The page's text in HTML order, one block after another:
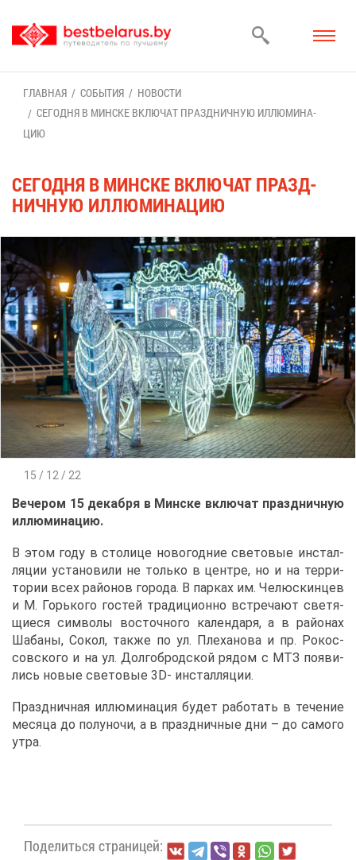
ГЛАВ­НАЯ СО­БЫ­ТИЯ
НО­ВО­СТИ
СЕ­ГОД­НЯ В МИН­СКЕ ВКЛЮ­ЧАТ ПРАЗД­НИЧ­НУЮ ИЛ­ЛЮ­МИ­НА­
ЦИЮ
СЕ­ГОД­НЯ В МИН­СКЕ ВКЛЮ­ЧАТ ПРАЗД­
НИЧ­НУЮ ИЛ­ЛЮ­МИ­НА­ЦИЮ
15 / 12 / 22
Ве­че­ром 15 де­каб­ря в Мин­ске вклю­чат празд­нич­ную
ил­лю­ми­на­цию.
В этом го­ду в сто­ли­це но­во­год­ние све­то­вые ин­стал­
ля­ции уста­но­ви­ли не толь­ко в цен­тре, но и на тер­ри­
то­рии всех рай­о­нов го­ро­да. В пар­ках им. Че­люс­кин­цев
и М. Горь­ко­го го­стей тра­ди­ци­он­но встре­ча­ют све­тя­
щи­е­ся сим­во­лы во­сточ­но­го ка­лен­да­ря, а в рай­о­нах
Ша­ба­ны, Со­кол, та­к­же по ул. Пле­ха­но­ва и пр. Ро­кос­
сов­ско­го и на ул. Дол­го­брод­ской ря­дом с МТЗ по­яви­
лись но­вые све­то­вые 3D- ин­стал­ля­ции.
Празд­нич­ная ил­лю­ми­на­ция бу­дет ра­бо­тать в те­че­ние
ме­ся­ца до по­лу­но­чи, а в празд­нич­ные дни – до са­мо­го
утра.
По­де­лить­ся стра­ни­цей: